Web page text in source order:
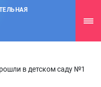
в детском саду №1